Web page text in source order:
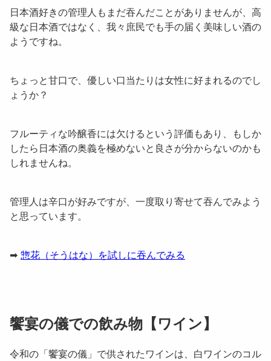
日本酒好きの管理人もまだ吞んだことがありませんが、高
級な日本酒ではなく、我々庶民でも手の届く美味しい酒の
ようですね。
ちょっと甘口で、優しい口当たりは女性に好まれるのでし
ょうか？
フルーティな吟醸香には欠けるという評価もあり、もしか
したら日本酒の奥義を極めないと良さが分からないのかも
しれませんね。
管理人は辛口が好みですが、一度取り寄せて吞んでみよう
と思っています。
➡ 惣花（そうはな）を試しに吞んでみる
饗宴の儀での飲み物【ワイン】
令和の「饗宴の儀」で供されたワインは、白ワインのコル